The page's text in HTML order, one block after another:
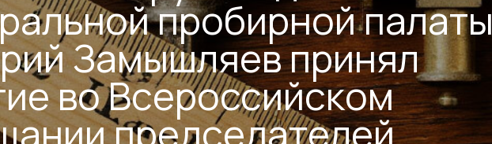
пробирной палаты
Замышляев принял
во Всероссийском
председателей